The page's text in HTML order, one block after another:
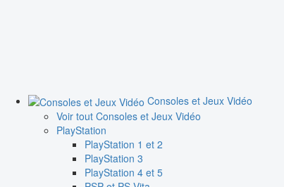
Consoles et Jeux Vidéo
Voir tout Consoles et Jeux Vidéo
PlayStation
PlayStation 1 et 2
PlayStation 3
PlayStation 4 et 5